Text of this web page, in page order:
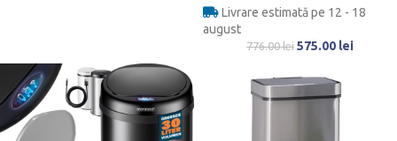
Livrare estimată pe 12 - 18
august
776.00lei 575.00 lei